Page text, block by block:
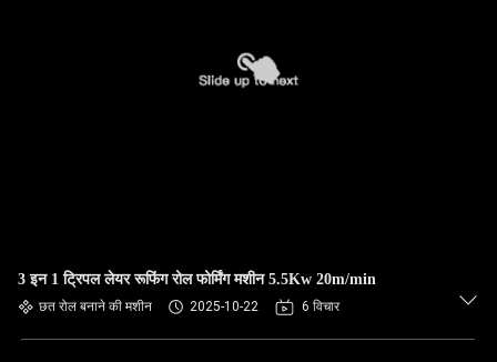
3 इन 1 ट्रिपल लेयर रूफिंग रोल फोर्मिंग मशीन 5.5Kw 20m/min
छत रोल बनाने की मशीन 2025-10-22 6 विचार